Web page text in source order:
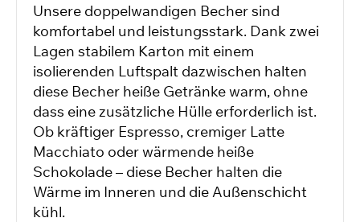
Unsere doppelwandigen Becher sind
komfortabel und leistungsstark. Dank zwei
Lagen stabilem Karton mit einem
isolierenden Luftspalt dazwischen halten
diese Becher heiße Getränke warm, ohne
dass eine zusätzliche Hülle erforderlich ist.
Ob kräftiger Espresso, cremiger Latte
Macchiato oder wärmende heiße
Schokolade – diese Becher halten die
Wärme im Inneren und die Außenschicht
kühl.